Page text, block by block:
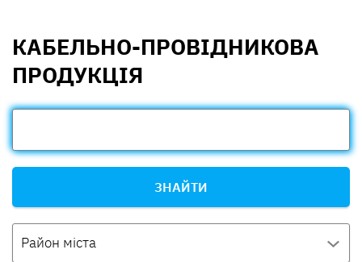
КАБЕЛЬНО-ПРОВІДНИКОВА
ПРОДУКЦІЯ
ЗНАЙТИ
Район міста